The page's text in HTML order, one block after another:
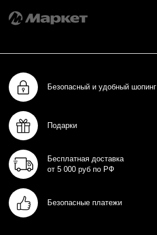
Безопасный и удобный шопинг
Подарки
Бесплатная доставка
от 5 000 руб по РФ
Безопасные платежи